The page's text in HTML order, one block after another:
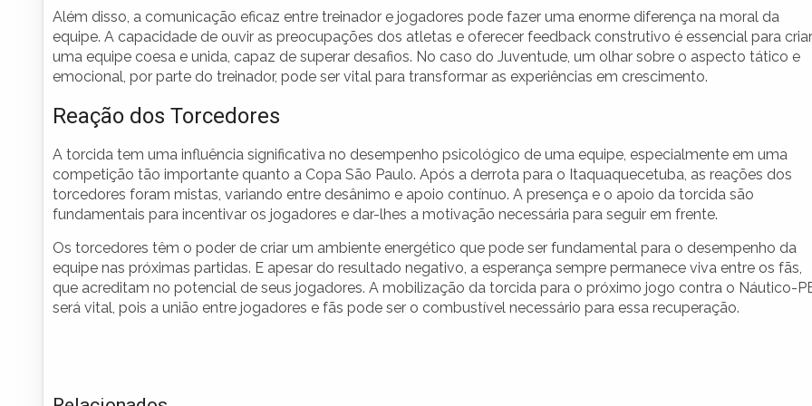
Além disso, a comunicação eficaz entre treinador e jogadores pode fazer uma enorme diferença na moral da
equipe. A capacidade de ouvir as preocupações dos atletas e oferecer feedback construtivo é essencial para criar
uma equipe coesa e unida, capaz de superar desafios. No caso do Juventude, um olhar sobre o aspecto tático e
emocional, por parte do treinador, pode ser vital para transformar as experiências em crescimento.
Reação dos Torcedores
A torcida tem uma influência significativa no desempenho psicológico de uma equipe, especialmente em uma
competição tão importante quanto a Copa São Paulo. Após a derrota para o Itaquaquecetuba, as reações dos
torcedores foram mistas, variando entre desânimo e apoio contínuo. A presença e o apoio da torcida são
fundamentais para incentivar os jogadores e dar-lhes a motivação necessária para seguir em frente.
Os torcedores têm o poder de criar um ambiente energético que pode ser fundamental para o desempenho da
equipe nas próximas partidas. E apesar do resultado negativo, a esperança sempre permanece viva entre os fãs,
que acreditam no potencial de seus jogadores. A mobilização da torcida para o próximo jogo contra o Náutico-
será vital, pois a união entre jogadores e fãs pode ser o combustível necessário para essa recuperação.